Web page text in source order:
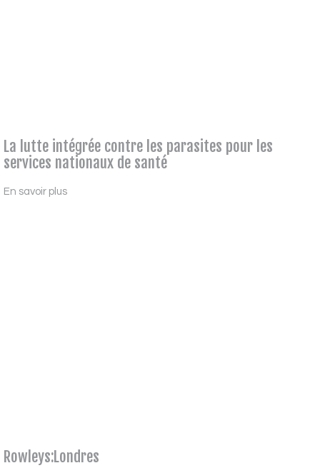
La lutte intégrée contre les parasites pour les
services nationaux de santé
En savoir plus
Rowleys:Londres